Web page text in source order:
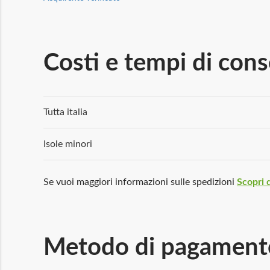
Costi e tempi di
Tutta italia
Isole minori
Se vuoi maggiori informazioni sulle spedizioni Scopri
Metodo di